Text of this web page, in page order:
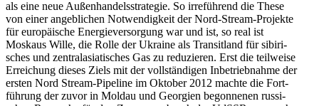
als eine neue Außen­han­dels­stra­te­gie. So irre­füh­rend die These
von einer angeb­li­chen Not­wen­dig­keit der Nord-Stream-Pro­jekte
für euro­päi­sche Ener­gie­ver­sor­gung war und ist, so real ist
Moskaus Wille, die Rolle der Ukraine als Tran­sit­land für sibi­ri­
sches und zen­tral­asia­ti­sches Gas zu redu­zie­ren. Erst die teil­weise
Errei­chung dieses Ziels mit der voll­stän­di­gen Inbe­trieb­nahme der
ersten Nord Stream-Pipe­line im Oktober 2012 machte die Fort­
füh­rung der zuvor in Moldau und Geor­gien begon­ne­nen rus­si­